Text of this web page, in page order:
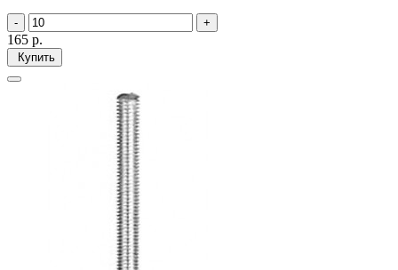
165 р.
Купить